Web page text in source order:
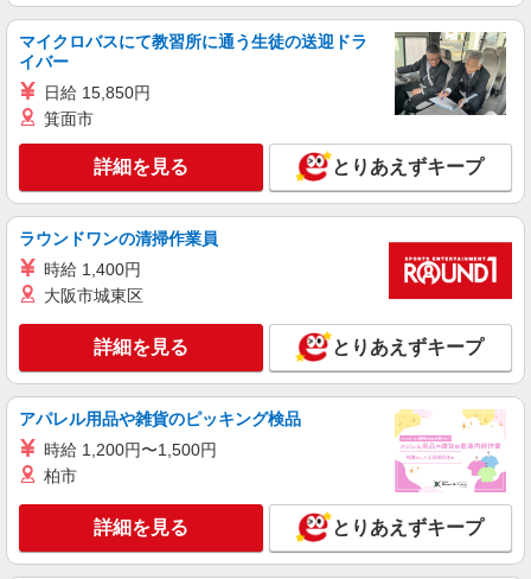
2,020円〜 ◎身体介助、生活援助が同時給 ◎キャ
ンセル手当：職務時給の60％支給 ※居住支援特別
手当は勤続5年目までの方はさらに時給＋50円（再
正社員
SOMPOケア 府中 訪問介護/3194ca1
【介護福祉士】 月給：246,300円 年収例：336
住支援特別手当、働きがい向上手当、日祝手当
（月平均2回分）等、毎月平均的に支払われる手当
を含みます。 ※居住支援特別手当は勤続5年目ま
での方はさらに1万円支給（再入社は除く） ◎賞
与：基本給2.08ヶ月分/年支給 ◎残業時は別途時間
外手当支給（超過1分〜）
東京都府中市宮西町2丁目16-2 府中第一生命
ビル2階
キープ 詳細を見る
正社員
SOMPOケア 府中 定期巡回/3191da1
介護スタッフ
【実務者研修】 月給：245,500円 年収例：335
万円〜 【初任者研修】 月給：239,700円 年収例：
330万円〜 ※職務手当、（東京都）居住支援特別
手当、日祝手当（月平均2回分）、在宅手当（月平
均20回分）等、毎月平均的に支払われる手当を含
コール手当（1,000円/日）あり ※居住支援特別手
当は勤続5年目までの方はさらに1万円支給（再入
社は除く） ◎賞与：基本給2.08ヶ月分/年支給 ◎
残業時は別途時間外手当支給（超過1分〜）
東京都府中市宮西町2丁目16-2 府中第一生命
ビル2階
詳細を見る
SOMPOケア 府中 訪問介護/3194ca1
マイクロバスにて教習所に通う生徒の送迎ドラ
イバー
日給 15,850円
箕面市
詳細を見る とりあえずキープ
ラウンドワンの清掃作業員
時給 1,400円
大阪市城東区
詳細を見る とりあえずキープ
アパレル用品や雑貨のピッキング検品
時給 1,200円〜1,500円
柏市
詳細を見る とりあえずキープ